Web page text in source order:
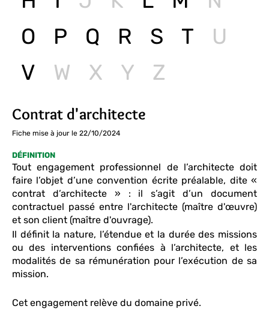
O
P Q R S T
U
V
W X Y Z
Contrat d'architecte
Fiche mise à jour le 22/10/2024
DÉFINITION
Tout engagement professionnel de l’architecte doit
faire l’objet d’une convention écrite préalable, dite «
contrat d’architecte » : il s’agit d’un document
contractuel passé entre l'architecte (maître d'œuvre)
et son client (maître d'ouvrage).
Il définit la nature, l’étendue et la durée des missions
ou des interventions confiées à l’architecte, et les
modalités de sa rémunération pour l’exécution de sa
mission.
Cet engagement relève du domaine privé.